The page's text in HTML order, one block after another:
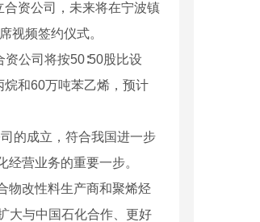
资公司，未来将在宁波镇
视频签约仪式。
公司将按50∶50股比设
和60万吨苯乙烯，预计
的成立，符合我国进一步
营业务的重要一步。
物改性料生产商和聚烯烃
大与中国石化合作、更好